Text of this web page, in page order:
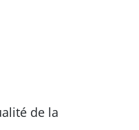
de la